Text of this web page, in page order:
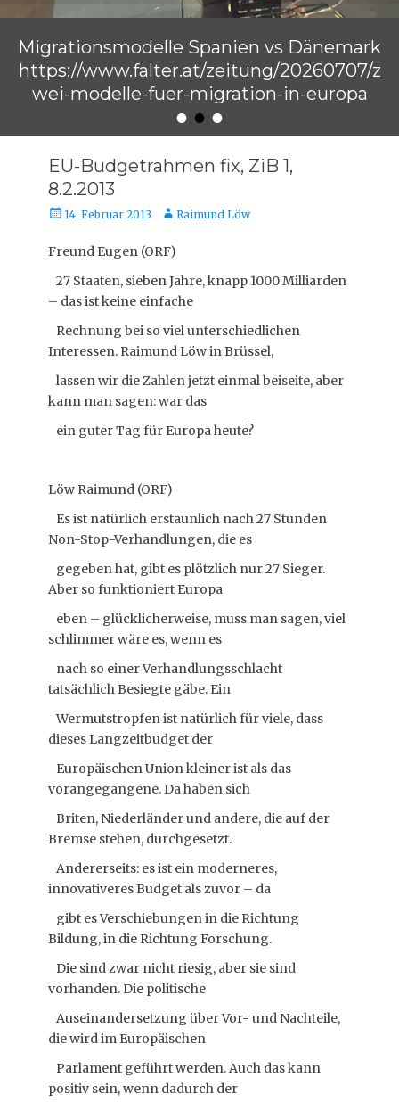
•••
Migrationsmodelle Spanien vs Dänemark
https://www.falter.at/zeitung/20260707/z
wei-modelle-fuer-migration-in-europa
Raimund Löw
EU-Budgetrahmen fix, ZiB 1,
8.2.2013
Veröffentlicht
14. Februar 2013 AutorRaimund Löw
Freund Eugen (ORF)
27 Staaten, sieben Jahre, knapp 1000 Milliarden
– das ist keine einfache
Rechnung bei so viel unterschiedlichen
Interessen. Raimund Löw in Brüssel,
lassen wir die Zahlen jetzt einmal beiseite, aber
kann man sagen: war das
ein guter Tag für Europa heute?
Löw Raimund (ORF)
Es ist natürlich erstaunlich nach 27 Stunden
Non-Stop-Verhandlungen, die es
gegeben hat, gibt es plötzlich nur 27 Sieger.
Aber so funktioniert Europa
eben – glücklicherweise, muss man sagen, viel
schlimmer wäre es, wenn es
nach so einer Verhandlungsschlacht
tatsächlich Besiegte gäbe. Ein
Wermutstropfen ist natürlich für viele, dass
dieses Langzeitbudget der
Europäischen Union kleiner ist als das
vorangegangene. Da haben sich
Briten, Niederländer und andere, die auf der
Bremse stehen, durchgesetzt.
Andererseits: es ist ein moderneres,
innovativeres Budget als zuvor – da
gibt es Verschiebungen in die Richtung
Bildung, in die Richtung Forschung.
Die sind zwar nicht riesig, aber sie sind
vorhanden. Die politische
Auseinandersetzung über Vor- und Nachteile,
die wird im Europäischen
Parlament geführt werden. Auch das kann
positiv sein, wenn dadurch der